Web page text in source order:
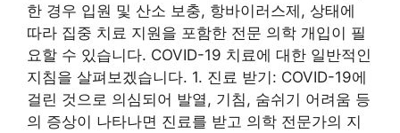
한 경우 입원 및 산소 보충, 항바이러스제, 상태에
따라 집중 치료 지원을 포함한 전문 의학 개입이 필
요할 수 있습니다. COVID-19 치료에 대한 일반적인
지침을 살펴보겠습니다. 1. 진료 받기: COVID-19에
걸린 것으로 의심되어 발열, 기침, 숨쉬기 어려움 등
의 증상이 나타나면 진료를 받고 의학 전문가의 지